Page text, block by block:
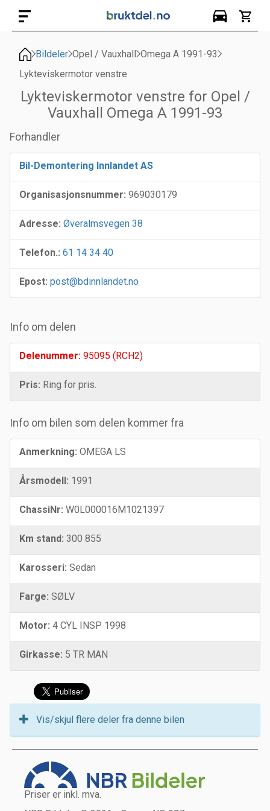
Bildeler Opel / Vauxhall Omega A 1991-93
Lykteviskermotor venstre
Lykteviskermotor venstre for Opel /
Vauxhall Omega A 1991-93
Forhandler
Bil-Demontering Innlandet AS
Organisasjonsnummer: 969030179
Adresse: Øveralmsvegen 38
Telefon.: 61 14 34 40
Epost: post@bdinnlandet.no
Info om delen
Delenummer: 95095 (RCH2)
Pris: Ring for pris.
Info om bilen som delen kommer fra
Anmerkning: OMEGA LS
Årsmodell: 1991
ChassiNr: W0L000016M1021397
Km stand: 300 855
Karosseri: Sedan
Farge: SØLV
Motor: 4 CYL INSP 1998
Girkasse: 5 TR MAN
Vis/skjul flere deler fra denne bilen
Priser er inkl. mva.